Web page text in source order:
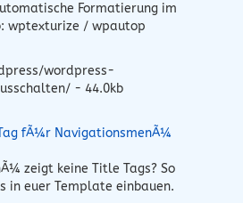
Formatierung im
wptexturize / wpautop
wordpress-
- 44.0kb
fÃ¼r NavigationsmenÃ¼
zeigt keine Title Tags? So
in euer Template einbauen.